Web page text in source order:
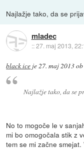
Najlažje tako, da se
mladec
::27. maj 2013,
black ice je27. maj 2013
Najlažje tako, da se
No to mogoče le v
mi bo omogočala stik z
tem se mi začne